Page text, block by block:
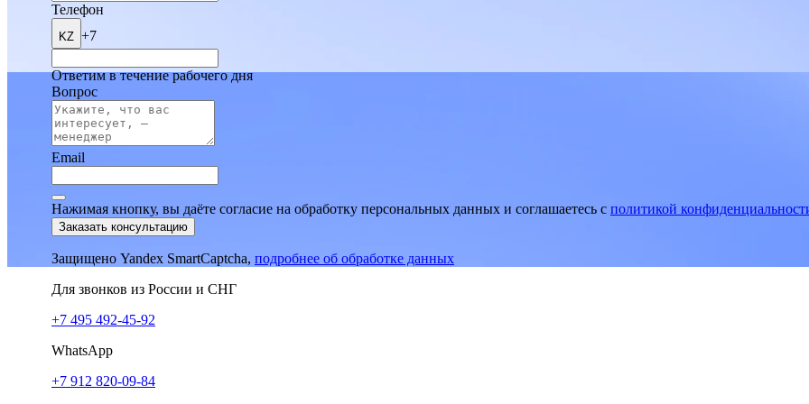
Телефон
KZ +7
Ответим в течение рабочего дня
Вопрос
Email
Нажимая кнопку, вы даёте согласие на обработку персональных данных и соглашаетесь c политикой
Заказать консультацию
Защищено Yandex SmartCaptcha, подробнее об обработке данных
Для звонков из России и СНГ
+7 495 492-45-92
WhatsApp
+7 912 820-09-84